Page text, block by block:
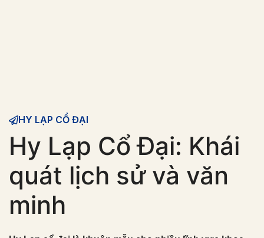
HY LẠP CỔ ĐẠI
Hy Lạp Cổ Đại: Khái
quát lịch sử và văn
minh